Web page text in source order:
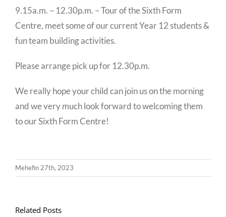
9.15a.m. – 12.30p.m. – Tour of the Sixth Form
Centre, meet some of our current Year 12 students &
fun team building activities.
Please arrange pick up for 12.30p.m.
We really hope your child can join us on the morning
and we very much look forward to welcoming them
to our Sixth Form Centre!
Mehefin 27th, 2023
Related Posts